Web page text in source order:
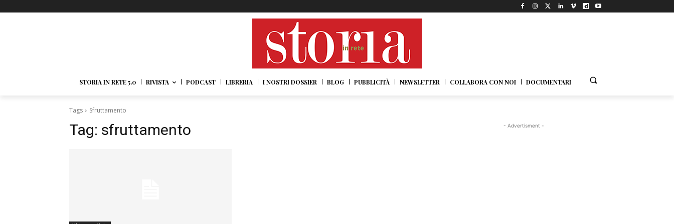
STORIA IN RETE 5.0 RIVISTA PODCAST LIBRERIA I NOSTRI DOSSIER BLOG PUBBLICITÀ NEWSLETTER COLLABORA CON NOI DOCUMENTARI
Tags Sfruttamento
Tag: sfruttamento - Advertisment -